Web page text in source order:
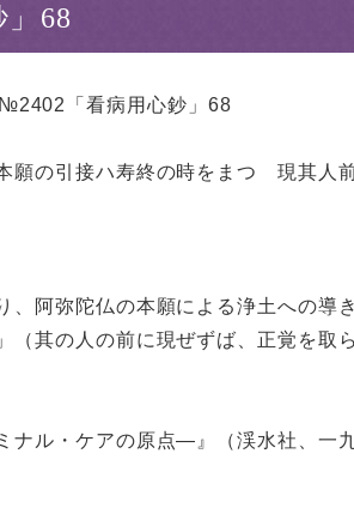
68
「看病用心鈔」68
の引接ハ寿終の時をまつ 現其
阿弥陀仏の本願による浄土への導
其の人の前に現ぜずば、正覚を取
ル・ケアの原点—』（渓水社、一